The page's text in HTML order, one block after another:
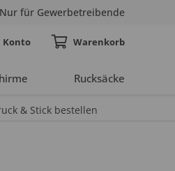
Nur für Gewerbetreibende
Rucksäcke
Konto
& Stick bestellen